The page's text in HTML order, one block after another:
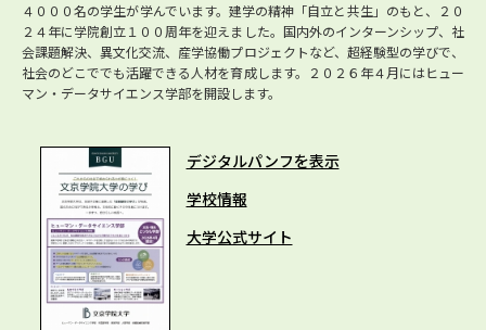
４０００名の学生が学んでいます。建学の精神「自立と共生」のもと、２０
２４年に学院創立１００周年を迎えました。国内外のインターンシップ、社
会課題解決、異文化交流、産学協働プロジェクトなど、超経験型の学びで、
社会のどこででも活躍できる人材を育成します。２０２６年４月にはヒュー
マン・データサイエンス学部を開設します。
デジタルパンフを表示
学校情報
大学公式サイト